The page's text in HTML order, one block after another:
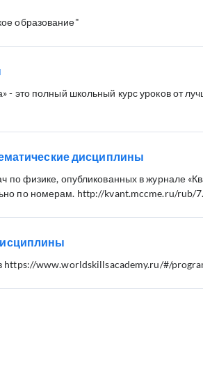
образование"
- это полный школьный курс уроков от
дисциплины
по физике, опубликованных в журнале
по номерам. http://kvant.mccme.ru/rub/
https://www.worldskillsacademy.ru/#/